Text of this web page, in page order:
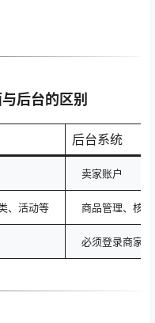
后台的区别
后台系统
卖家账户
、活动等 商品管理、核
必须登录商家